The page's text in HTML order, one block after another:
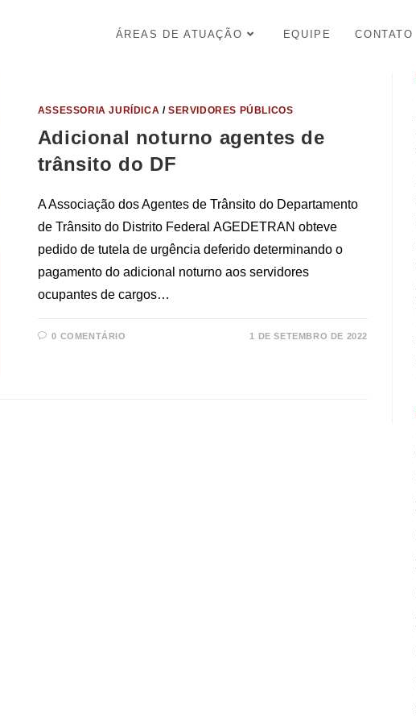
ÁREAS DE ATUAÇÃO EQUIPE CONTATO
ASSESSORIA JURÍDICA /SERVIDORES PÚBLICOS
Adicional noturno agentes de
trânsito do DF
A Associação dos Agentes de Trânsito do Departamento
de Trânsito do Distrito Federal AGEDETRAN obteve
pedido de tutela de urgência deferido determinando o
pagamento do adicional noturno aos servidores
ocupantes de cargos…
0 COMENTÁRIO 1 DE SETEMBRO DE 2022